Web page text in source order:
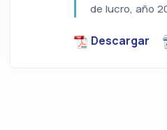
de lucro, año
Descargar